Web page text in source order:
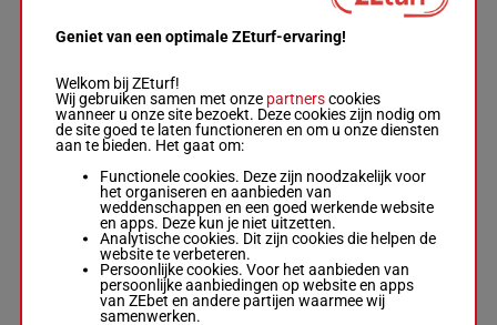
MISS
ESTRELLA
M.Lauron-
Thibaut Mme
60.5 kg
5p 3p 4p 2p 2p
2p 5p (24) 9p
M/660.5
5p 3p 4p
2p 2p 2p
1p
ZIG PALET
-
Geniet van een optimale ZEturf-ervaring!
Welkom bij ZEturf!
Wij gebruiken samen met onze partnerscookies
wanneer u onze site bezoekt. Deze cookies zijn nodig om
de site goed te laten functioneren en om u onze diensten
aan te bieden. Het gaat om:
Functionele cookies. Deze zijn noodzakelijk voor
het organiseren en aanbieden van
weddenschappen en een goed werkende website
en apps. Deze kun je niet uitzetten.
Analytische cookies. Dit zijn cookies die helpen de
website te verbeteren.
Persoonlijke cookies. Voor het aanbieden van
persoonlijke aanbiedingen op website en apps
van ZEbet en andere partijen waarmee wij
samenwerken.